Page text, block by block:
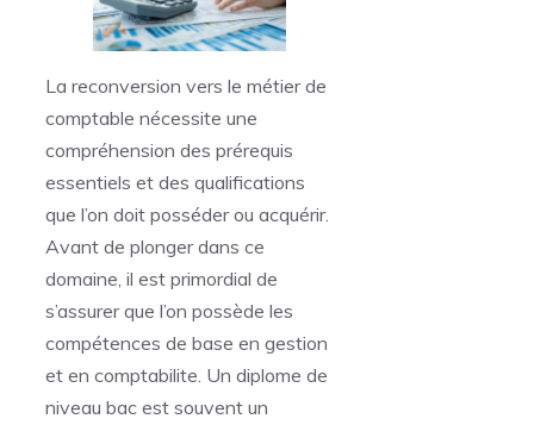
La reconversion vers le métier de
comptable nécessite une
compréhension des prérequis
essentiels et des qualifications
que l’on doit posséder ou acquérir.
Avant de plonger dans ce
domaine, il est primordial de
s’assurer que l’on possède les
compétences de base en gestion
et en comptabilite. Un diplome de
niveau bac est souvent un